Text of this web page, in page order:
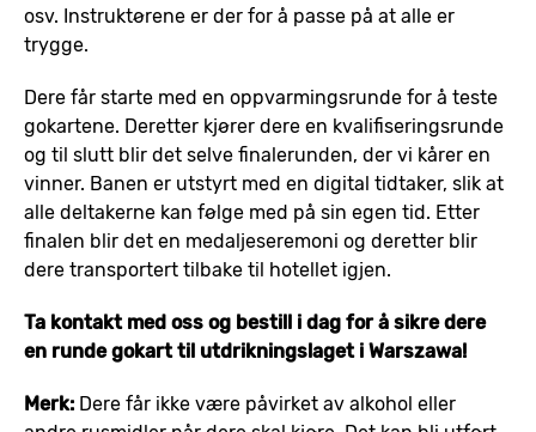
osv. Instruktørene er der for å passe på at alle er
trygge.
Dere får starte med en oppvarmingsrunde for å teste
gokartene. Deretter kjører dere en kvalifiseringsrunde
og til slutt blir det selve finalerunden, der vi kårer en
vinner. Banen er utstyrt med en digital tidtaker, slik at
alle deltakerne kan følge med på sin egen tid. Etter
finalen blir det en medaljeseremoni og deretter blir
dere transportert tilbake til hotellet igjen.
Ta kontakt med oss og bestill i dag for å sikre dere
en runde gokart til utdrikningslaget i Warszawa!
Merk: Dere får ikke være påvirket av alkohol eller